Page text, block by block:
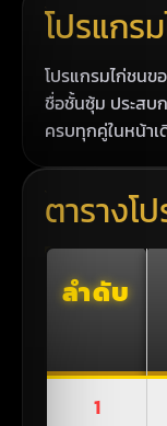
โปรแกร
โปรแกรมไก่ชนข
ชื่อชั้นซุ้ม ประสบ
ครบทุกคู่ในหน้าเ
ตารางโ
ลำดับ
1